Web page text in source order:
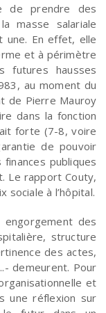
de prendre des
masse salariale
une. En effet, elle
et à périmètre
futures hausses
au moment du
de Pierre Mauroy
dans la fonction
forte (7-8, voire
de pouvoir
publiques
Le rapport Couty,
sociale à l’hôpital.
engorgement des
structure
des actes,
demeurent. Pour
et
une réflexion sur